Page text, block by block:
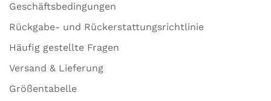
Geschäftsbedingungen
Rückgabe- und Rückerstattungsrichtlinie
Häufig gestellte Fragen
Versand & Lieferung
Größentabelle